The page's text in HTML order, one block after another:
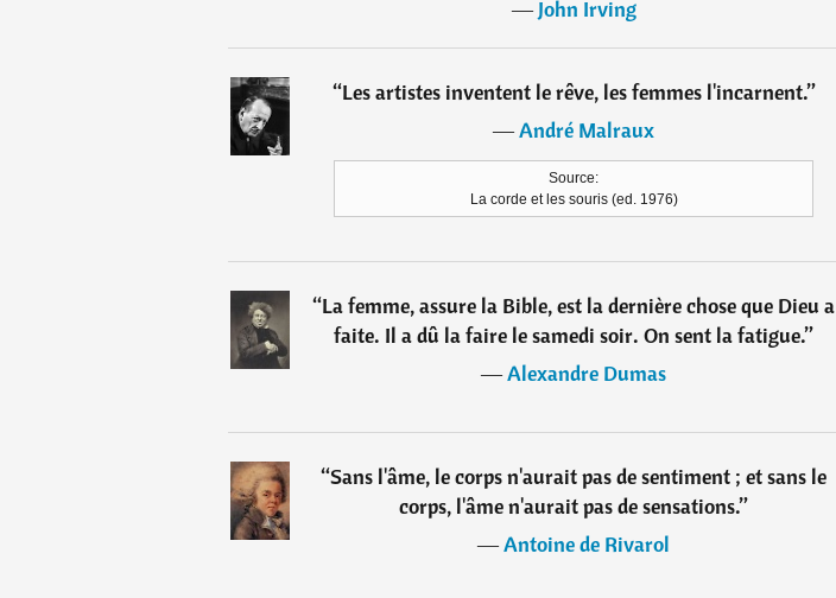
―John Irving
“Les artistes inventent le rêve, les femmes l'incarnent.”
―André Malraux
Source:
La corde et les souris (ed. 1976)
“La femme, assure la Bible, est la dernière chose que Dieu a
faite. Il a dû la faire le samedi soir. On sent la fatigue.”
―Alexandre Dumas
“Sans l'âme, le corps n'aurait pas de sentiment ; et sans le
corps, l'âme n'aurait pas de sensations.”
―Antoine de Rivarol